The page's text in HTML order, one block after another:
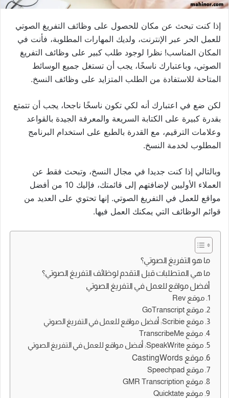
إذا كنت تبحث عن مكان للحصول على وظائف التفريغ الصوتي
للعمل الحر عبر الإنترنت، ولديك المهارات المطلوبة، فأنت في
المكان المناسب! نظرا لوجود طلب كبير على وظائف التفريغ
الصوتي، وباعتبارك ناسخًا، يجب أن تستغل جميع الوسائط
المتاحة للاستفادة من الطلب المتزايد على وظائف النسخ.
لكن ضع في اعتبارك أنه لكي تكون ناسخًا ناجحا، يجب أن تتمتع
بقدرة كبيرة على الكتابة السريعة والمعرفة الجيدة بالقواعد
وعلامات الترقيم، مع القدرة بالطبع على استخدام البرنامج
المطلوب لخدمة النسخ.
وبالتالي إذا كنت جديدا في مجال النسخ، وتبحث فقط عن
العملاء الأوليين لإضافتهم إلى قائمتك، فإليك 10 من أفضل
مواقع للعمل في التفريغ الصوتي. إنها تحتوي على العديد من
قوائم الوظائف التي يمكنك العمل فيها.
ما هو التفريغ الصوتي؟
ما هي المتطلبات قبل التقدم لوظائف التفريغ الصوتي؟
أفضل مواقع للعمل في التفريغ الصوتي
1. موقع Rev
2. موقع GoTranscript
3. موقع Scribie: أفضل مواقع للعمل في التفريغ الصوتي
4. موقع TranscribeMe
5. موقع SpeakWrite: أفضل مواقع للعمل في التفريغ الصوتي
6. موقع CastingWords
7. موقع Speechpad
8. موقع GMR Transcription
9. موقع Quicktate